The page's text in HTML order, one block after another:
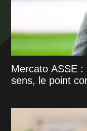
Mercato ASSE
sens, le point